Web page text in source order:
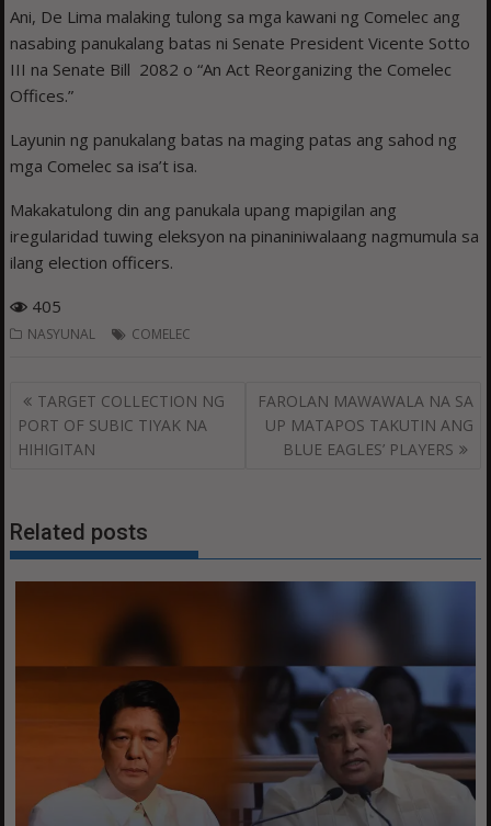
Ani, De Lima malaking tulong sa mga kawani ng Comelec ang
nasabing panukalang batas ni Senate President Vicente Sotto
III na Senate Bill 2082 o “An Act Reorganizing the Comelec
Offices.”
Layunin ng panukalang batas na maging patas ang sahod ng
mga Comelec sa isa’t isa.
Makakatulong din ang panukala upang mapigilan ang
iregularidad tuwing eleksyon na pinaniniwalaang nagmumula sa
ilang election officers.
405
NASYUNAL COMELEC
Post
navigation
TARGET COLLECTION NG
PORT OF SUBIC TIYAK NA
HIHIGITAN
FAROLAN MAWAWALA NA SA
UP MATAPOS TAKUTIN ANG
BLUE EAGLES’ PLAYERS
Related posts